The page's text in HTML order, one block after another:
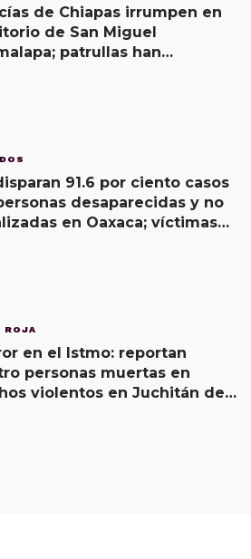
de Chiapas irrumpen en
de San Miguel
patrullas han
91.6 por ciento casos
desaparecidas y no
en Oaxaca; víctimas
ROJA
en el Istmo: reportan
personas muertas en
violentos en Juchitán de